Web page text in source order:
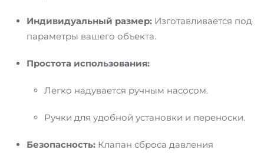
Индивидуальный размер: Изготавливается под
параметры вашего объекта.
Простота использования:
Легко надувается ручным насосом.
Ручки для удобной установки и переноски.
Безопасность: Клапан сброса давления